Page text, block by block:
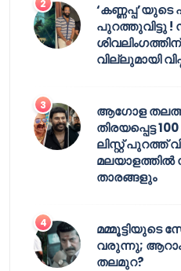
‘കണ്ണപ്പ’യുടെ
പുറത്തുവിട്ടു
വില്ലുമായി
ആഗോള
തിരയപ്പെട്ട
ലിസ്റ്റ് പുറത്ത്
മലയാളത്തിൽ
താരങ്ങളും
മമ്മൂട്ടിയുടെ
വരുന്നു; ആറാം
തലമുറ?